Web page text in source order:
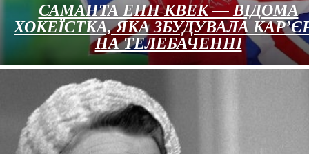
САМАНТА ЕНН КВЕК — ВІДОМА
ХОКЕЇСТКА, ЯКА ЗБУДУВАЛА
НА ТЕЛЕБАЧЕННІ